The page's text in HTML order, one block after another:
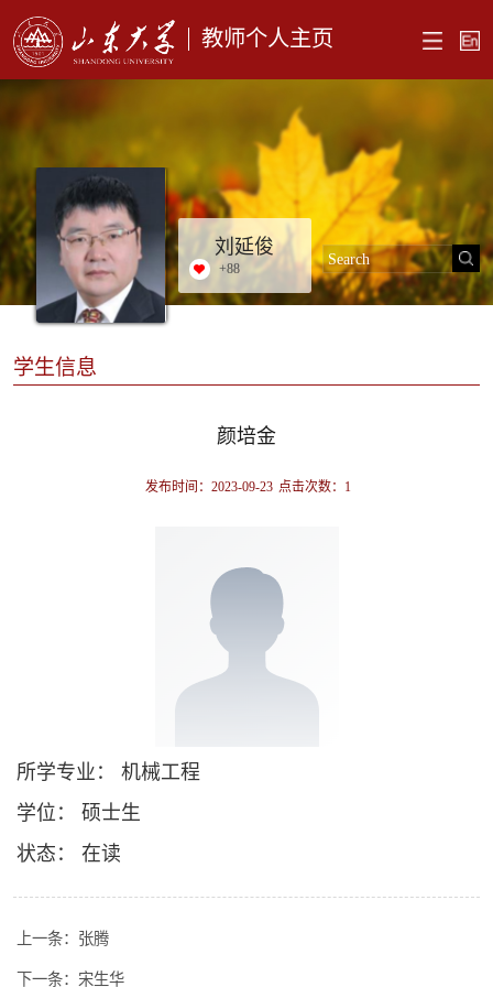
教师个人主页
刘延俊
+88
学生信息
颜培金
发布时间：2023-09-23 点击次数： 1
所学专业： 机械工程
学位： 硕士生
状态： 在读
上一条： 张腾
下一条： 宋生华